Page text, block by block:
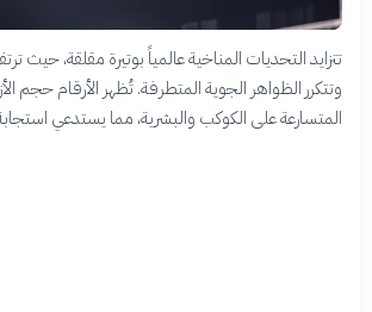
تتزايد التحديات المناخية عالمياً بوتيرة مقلقة، حيث
وتتكرر الظواهر الجوية المتطرفة. تُظهر الأرقام حجم
المتسارعة على الكوكب والبشرية، مما يستدعي